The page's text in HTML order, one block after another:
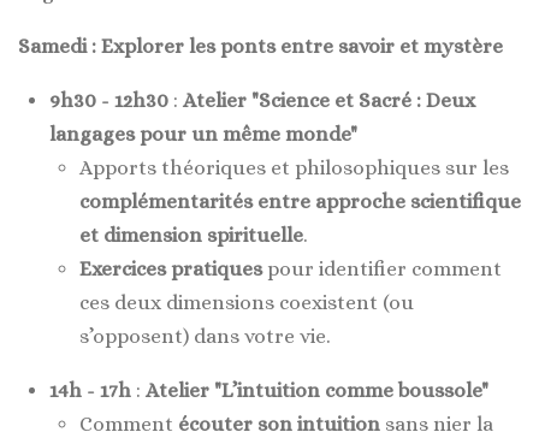
Samedi : Explorer les ponts entre savoir et mystère
9h30 - 12h30: Atelier "Science et Sacré : Deux
langages pour un même monde"
Apports théoriques et philosophiques sur les
complémentarités entre approche scientifique
et dimension spirituelle.
Exercices pratiquespour identifier comment
ces deux dimensions coexistent (ou
s’opposent) dans votre vie.
14h - 17h: Atelier "L’intuition comme boussole"
Comment écouter son intuition sans nier la